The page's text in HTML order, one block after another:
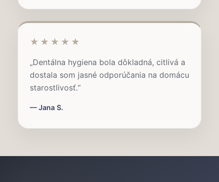
★★★★★
„Dentálna hygiena bola dôkladná, citlivá a
dostala som jasné odporúčania na domácu
starostlivosť.“
— Jana S.